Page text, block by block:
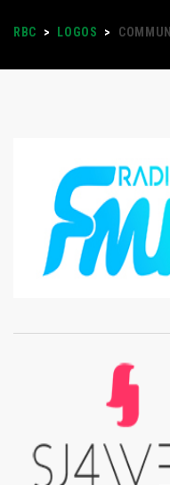
RBC > LOGOS >